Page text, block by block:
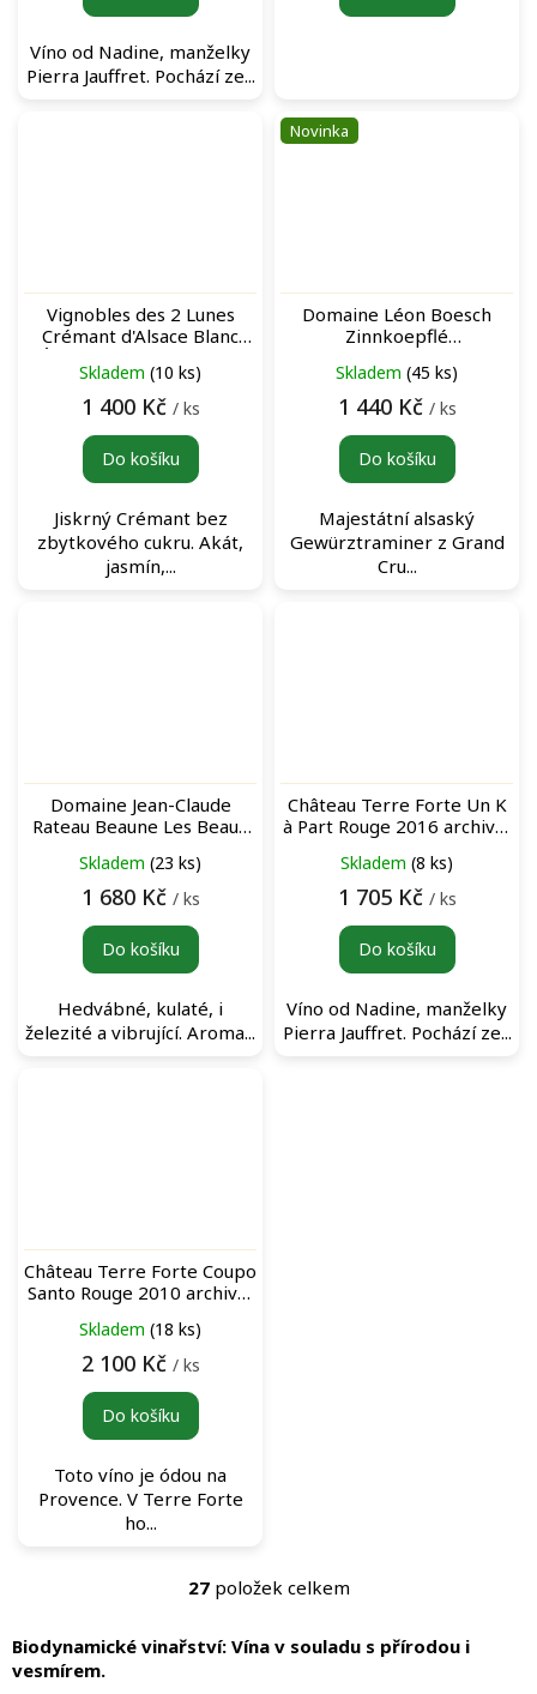
Víno od Nadine, manželky
Pierra Jauffret. Pochází ze...
Vignobles des 2 Lunes
Crémant d'Alsace Blanc
Skladem (10 ks)
1 400 Kč / ks
Do košíku
Jiskrný Crémant bez
zbytkového cukru. Akát,
jasmín,...
Novinka
Domaine Léon Boesch
Zinnkoepflé
Skladem (45 ks)
1 440 Kč / ks
Do košíku
Majestátní alsaský
Gewürztraminer z Grand
Cru...
Domaine Jean-Claude
Rateau Beaune Les Beaux
víno
Skladem (23 ks)
1 680 Kč / ks
Do košíku
Hedvábné, kulaté, i
železité a vibrující. Aroma...
Château Terre Forte Un K
à Part Rouge 2016 archivní
Skladem (8 ks)
1 705 Kč / ks
Do košíku
Víno od Nadine, manželky
Pierra Jauffret. Pochází ze...
Château Terre Forte Coupo
Santo Rouge 2010 archivní
Skladem (18 ks)
2 100 Kč / ks
Do košíku
Toto víno je ódou na
Provence. V Terre Forte
ho...
O
l
27položek celkem
Biodynamické vinařství: Vína v souladu s přírodou i
vesmírem.